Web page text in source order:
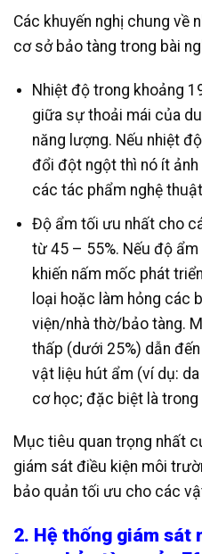
Các khuyến nghị chung về
cơ sở bảo tàng trong bài
Nhiệt độ trong khoảng
giữa sự thoải mái của
năng lượng. Nếu nhiệt
đổi đột ngột thì nó ít
các tác phẩm nghệ
Độ ẩm tối ưu nhất cho
từ 45 – 55%. Nếu độ
khiến nấm mốc phát
loại hoặc làm hỏng các
viện/nhà thờ/bảo tàng.
thấp (dưới 25%) dẫn
vật liệu hút ẩm (ví dụ:
cơ học; đặc biệt là
Mục tiêu quan trọng nhất
giám sát điều kiện môi
bảo quản tối ưu cho các
2. Hệ thống giám sát